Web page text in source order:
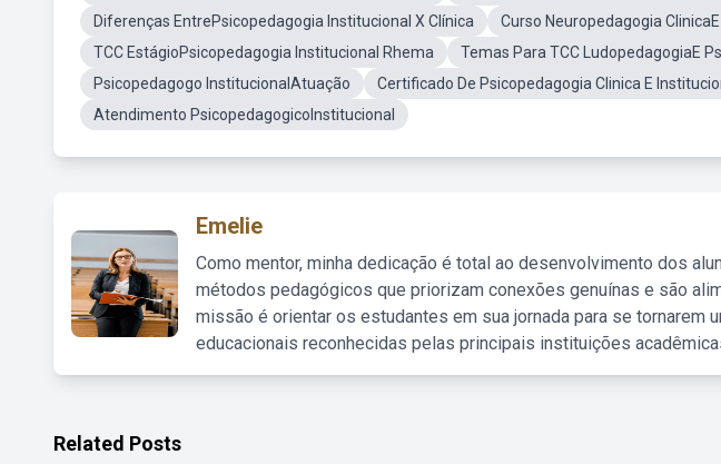
Diferenças EntrePsicopedagogia Institucional X Clínica
Curso Neuropedagogia
TCC EstágioPsicopedagogia Institucional Rhema
Temas Para TCC LudopedagogiaE
Psicopedagogo InstitucionalAtuação
Certificado De Psicopedagogia Clinica E
Atendimento PsicopedagogicoInstitucional
Emelie
Como mentor, minha dedicação é total ao desenvolvimento dos
métodos pedagógicos que priorizam conexões genuínas e são
missão é orientar os estudantes em sua jornada para se tornarem
educacionais reconhecidas pelas principais instituições
Related Posts